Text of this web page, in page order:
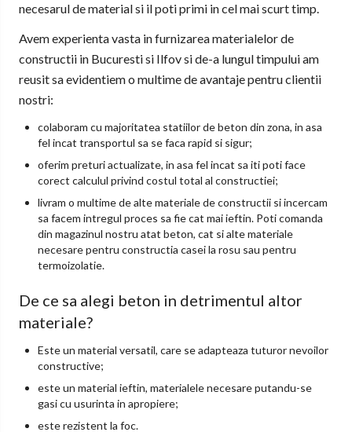
necesarul de material si il poti primi in cel mai scurt timp.
Avem experienta vasta in furnizarea materialelor de
constructii in Bucuresti si Ilfov si de-a lungul timpului am
reusit sa evidentiem o multime de avantaje pentru clientii
nostri:
colaboram cu majoritatea statiilor de beton din zona, in asa
fel incat transportul sa se faca rapid si sigur;
oferim preturi actualizate, in asa fel incat sa iti poti face
corect calculul privind costul total al constructiei;
livram o multime de alte materiale de constructii si incercam
sa facem intregul proces sa fie cat mai ieftin. Poti comanda
din magazinul nostru atat beton, cat si alte materiale
necesare pentru constructia casei la rosu sau pentru
termoizolatie.
De ce sa alegi beton in detrimentul altor
materiale?
Este un material versatil, care se adapteaza tuturor nevoilor
constructive;
este un material ieftin, materialele necesare putandu-se
gasi cu usurinta in apropiere;
este rezistent la foc.